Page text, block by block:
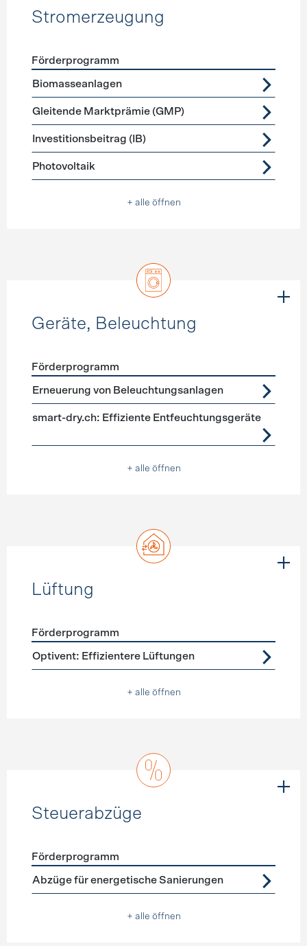
Stromerzeugung
Förderprogramme
Förderprogramm
Biomasseanlagen
Gleitende Marktprämie (GMP)
Investitionsbeitrag (IB)
Photovoltaik
+ alle öffnen
Geräte, Beleuchtung
Förderprogramme Geräte, Beleuchtung
Förderprogramm
Erneuerung von Beleuchtungsanlagen
smart-dry.ch: Effiziente Entfeuchtungsgeräte
+ alle öffnen
Lüftung
Förderprogramme Lüftung
Förderprogramm
Optivent: Effizientere Lüftungen
+ alle öffnen
Steuerabzüge
Förderprogramme Steuerabzüge
Förderprogramm
Abzüge für energetische Sanierungen
+ alle öffnen